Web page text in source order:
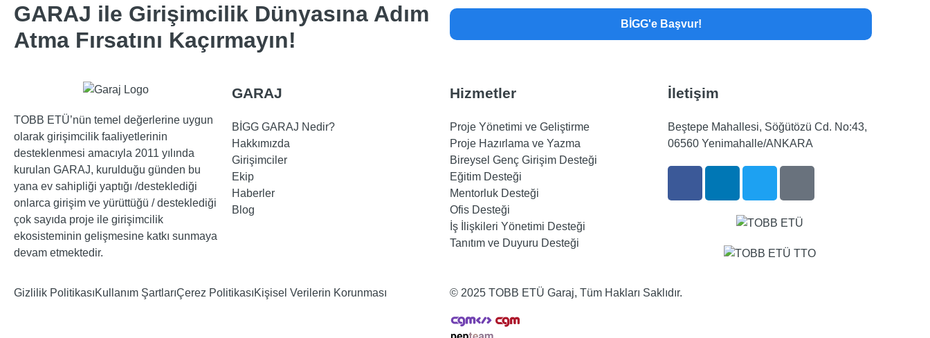
GARAJ ile Girişimcilik Dünyasına Adım
Atma Fırsatını Kaçırmayın!
BİGG'e Başvur!
TOBB ETÜ’nün temel değerlerine uygun
olarak girişimcilik faaliyetlerinin
desteklenmesi amacıyla 2011 yılında
kurulan GARAJ, kurulduğu günden bu
yana ev sahipliği yaptığı /desteklediği
onlarca girişim ve yürüttüğü / desteklediği
çok sayıda proje ile girişimcilik
ekosisteminin gelişmesine katkı sunmaya
devam etmektedir.
GARAJ
BİGG GARAJ Nedir?
Hakkımızda
Girişimciler
Ekip
Haberler
Blog
Hizmetler
Proje Yönetimi ve Geliştirme
Proje Hazırlama ve Yazma
Bireysel Genç Girişim Desteği
Eğitim Desteği
Mentorluk Desteği
Ofis Desteği
İş İlişkileri Yönetimi Desteği
Tanıtım ve Duyuru Desteği
İletişim
Beştepe Mahallesi, Söğütözü Cd. No:43,
06560 Yenimahalle/ANKARA
Gizlilik PolitikasıKullanım ŞartlarıÇerez PolitikasıKişisel Verilerin Korunması © 2025 TOBB ETÜ Garaj, Tüm Hakları Saklıdır.